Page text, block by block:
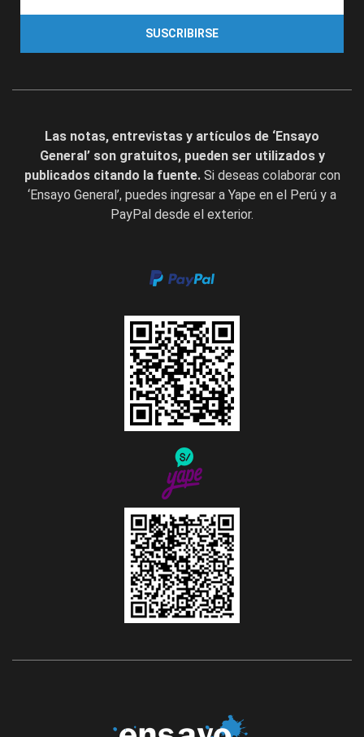
SUSCRIBIRSE
Las notas, entrevistas y artículos de ‘Ensayo
General’ son gratuitos, pueden ser utilizados y
publicados citando la fuente. Si deseas colaborar con
‘Ensayo General’, puedes ingresar a Yape en el Perú y a
PayPal desde el exterior.